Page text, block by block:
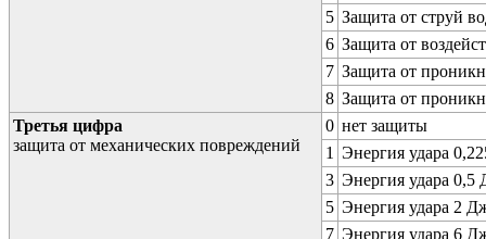
5 Защита от струй
6 Защита от
7 Защита от
8 Защита от
Третья цифра
защита от механических повреждений
0 нет защиты
1 Энергия удара
3 Энергия удара 0,5
5 Энергия удара 2
7 Энергия удара 6